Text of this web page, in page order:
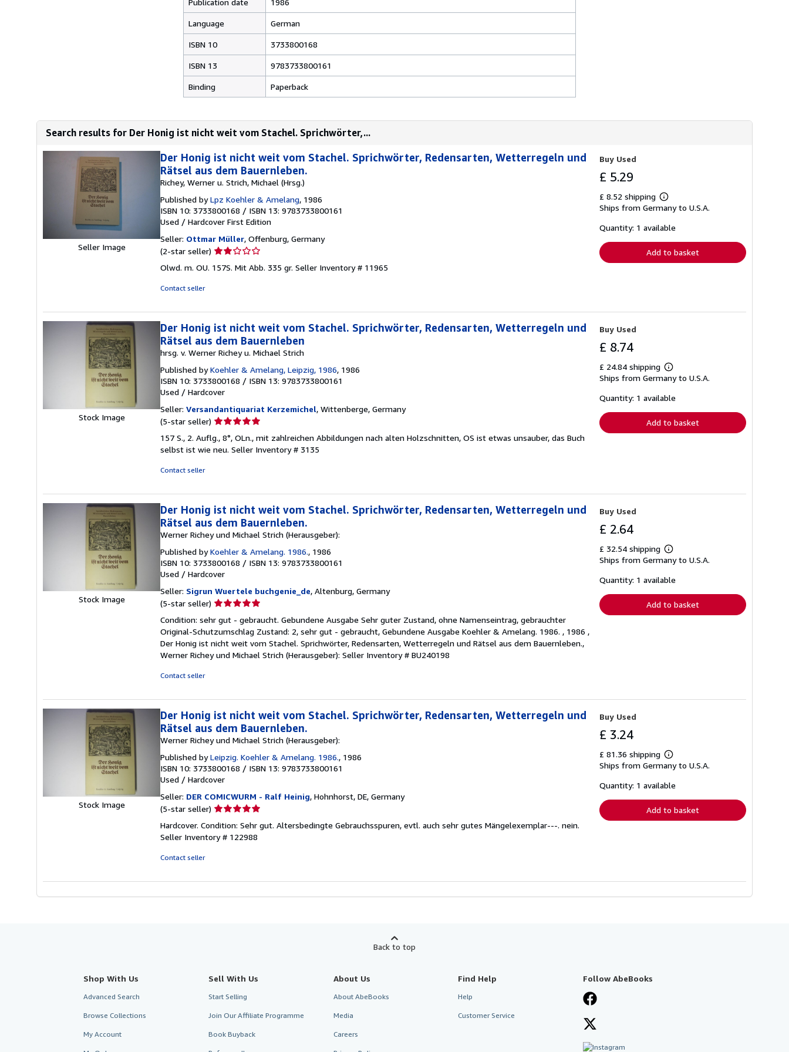
Publication date 1986
Language German
ISBN 10 3733800168
ISBN 13 9783733800161
Binding Paperback
Search results for Der Honig ist nicht weit vom Stachel. Sprichwörter,...
Seller Image
Der Honig ist nicht weit vom Stachel. Sprichwörter, Redensarten, Wetterregeln und
Rätsel aus dem Bauernleben.
Richey, Werner u. Strich, Michael (Hrsg.)
Published byLpz Koehler & Amelang, 1986
ISBN 10: 3733800168 / ISBN 13: 9783733800161
Used / Hardcover First Edition
Seller: Ottmar Müller, Offenburg, Germany
(2-star seller) Seller
2
Olwd. m. OU. 157S. Mit Abb. 335 gr. Seller Inventory # 11965
Contact seller
Buy Used
£ 5.29
£ 8.52 shipping
Learn
more
shipping
Ships from Germany to U.S.A.
Quantity: 1 available
Add to basket
Stock Image
Der Honig ist nicht weit vom Stachel. Sprichwörter, Redensarten, Wetterregeln und
Rätsel aus dem Bauernleben
hrsg. v. Werner Richey u. Michael Strich
Published byKoehler & Amelang, Leipzig, 1986, 1986
ISBN 10: 3733800168 / ISBN 13: 9783733800161
Used / Hardcover
Seller: Versandantiquariat Kerzemichel, Wittenberge, Germany
(5-star seller) Seller
5
out
157 S., 2. Auflg., 8°, OLn., mit zahlreichen Abbildungen nach alten Holzschnitten, OS ist etwas unsauber, das Buch
selbst ist wie neu. Seller Inventory # 3135
Contact seller
Buy Used
£ 8.74
£ 24.84 shipping
Learn
more
shipping
Ships from Germany to U.S.A.
Quantity: 1 available
Add to basket
Stock Image
Der Honig ist nicht weit vom Stachel. Sprichwörter, Redensarten, Wetterregeln und
Rätsel aus dem Bauernleben.
Werner Richey und Michael Strich (Herausgeber):
Published byKoehler & Amelang. 1986., 1986
ISBN 10: 3733800168 / ISBN 13: 9783733800161
Used / Hardcover
Seller: Sigrun Wuertele buchgenie_de, Altenburg, Germany
(5-star seller) Seller
5
out
of
5
Condition: sehr gut - gebraucht. Gebundene Ausgabe Sehr guter Zustand, ohne Namenseintrag, gebrauchter
Original-Schutzumschlag Zustand: 2, sehr gut - gebraucht, Gebundene Ausgabe Koehler & Amelang. 1986. , 1986 ,
Der Honig ist nicht weit vom Stachel. Sprichwörter, Redensarten, Wetterregeln und Rätsel aus dem Bauernleben.,
Werner Richey und Michael Strich (Herausgeber): Seller Inventory # BU240198
Contact seller
Buy Used
£ 2.64
£ 32.54 shipping
Learn
more
shipping
Ships from Germany to U.S.A.
Quantity: 1 available
Add to basket
Stock Image
Der Honig ist nicht weit vom Stachel. Sprichwörter, Redensarten, Wetterregeln und
Rätsel aus dem Bauernleben.
Werner Richey und Michael Strich (Herausgeber):
Published byLeipzig. Koehler & Amelang. 1986., 1986
ISBN 10: 3733800168 / ISBN 13: 9783733800161
Used / Hardcover
Seller: DER COMICWURM - Ralf Heinig, Hohnhorst, DE, Germany
(5-star seller) Seller
5
out
Hardcover. Condition: Sehr gut. Altersbedingte Gebrauchsspuren, evtl. auch sehr gutes Mängelexemplar---. nein.
Seller Inventory # 122988
Contact seller
Buy Used
£ 3.24
£ 81.36 shipping
Learn
more
shipping
Ships from Germany to U.S.A.
Quantity: 1 available
Add to basket
Back to top
Shop With Us
Advanced Search
Browse Collections
My Account
Sell With Us
Start Selling
Join Our Affiliate Programme
Book Buyback
About Us
About AbeBooks
Media
Careers
Find Help
Help
Customer Service
Follow AbeBooks